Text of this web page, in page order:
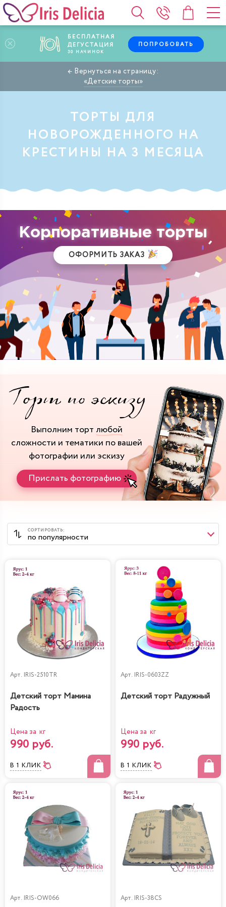
БЕСПЛАТНАЯ
ДЕГУСТАЦИЯ
30 НАЧИНОК
ПОПРОБОВАТЬ
Детские торты
ТОРТЫ ДЛЯ
НОВОРОЖДЕННОГО НА
КРЕСТИНЫ НА 3 МЕСЯЦА
Корпоративные торты
ОФОРМИТЬ ЗАКАЗ
Выполним торт любой
сложности и тематики по вашей
фотографии или эскизу
Прислать фотографию
Арт. IRIS-2510TR
Детский торт Мамина
Радость
Цена за кг
990 руб.
В 1 КЛИК
Арт. IRIS-0603ZZ
Детский торт Радужный
Цена за кг
990 руб.
В 1 КЛИК
Арт. IRIS-OW066 Арт. IRIS-38CS